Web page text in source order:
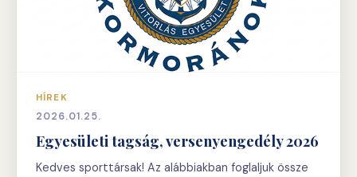
HÍREK
2026.01.25.
Egyesületi tagság, versenyengedély 2026
Kedves sporttársak! Az alábbiakban foglaljuk össze